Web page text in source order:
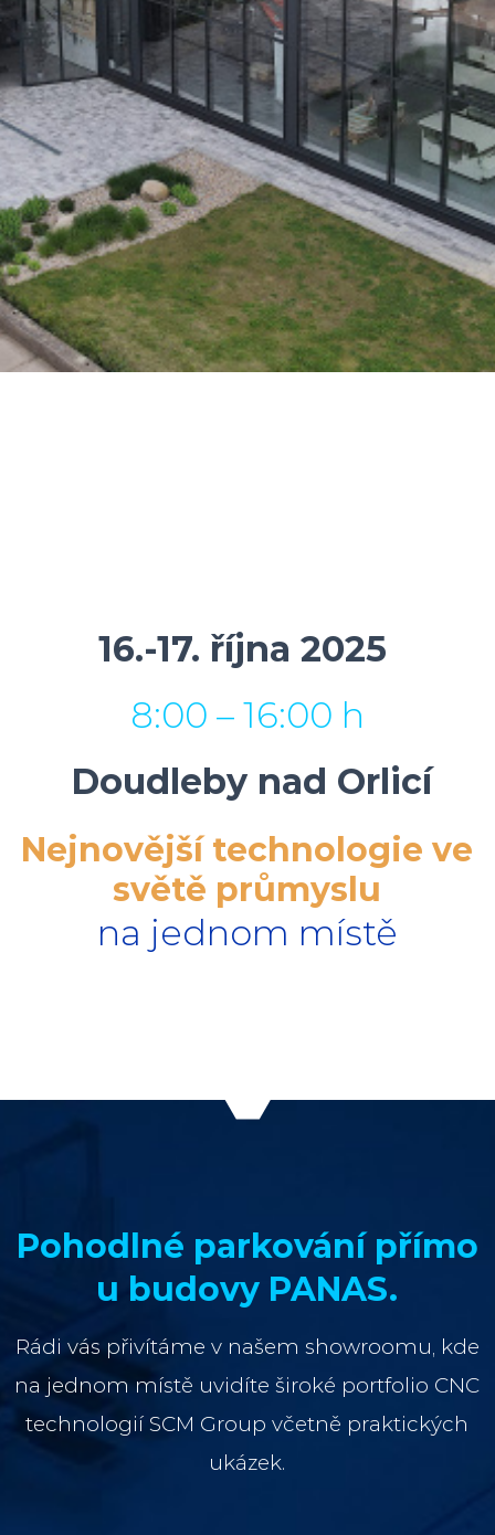
16.-17. října 2025
8:00 – 16:00 h
Doudleby nad Orlicí
Nejnovější technologie ve
světě průmyslu
na jednom místě
Pohodlné parkování přímo
u budovy PANAS.
Rádi vás přivítáme v našem showroomu, kde
na jednom místě uvidíte široké portfolio CNC
technologií SCM Group včetně praktických
ukázek.